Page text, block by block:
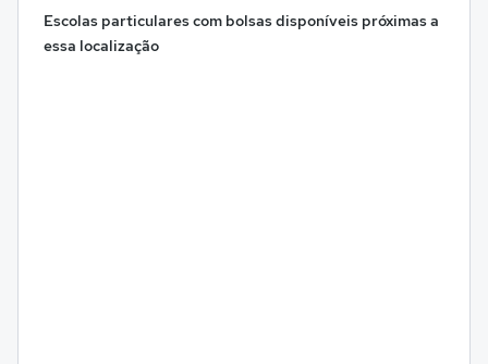
Escolas particulares com bolsas disponíveis próximas a
essa localização